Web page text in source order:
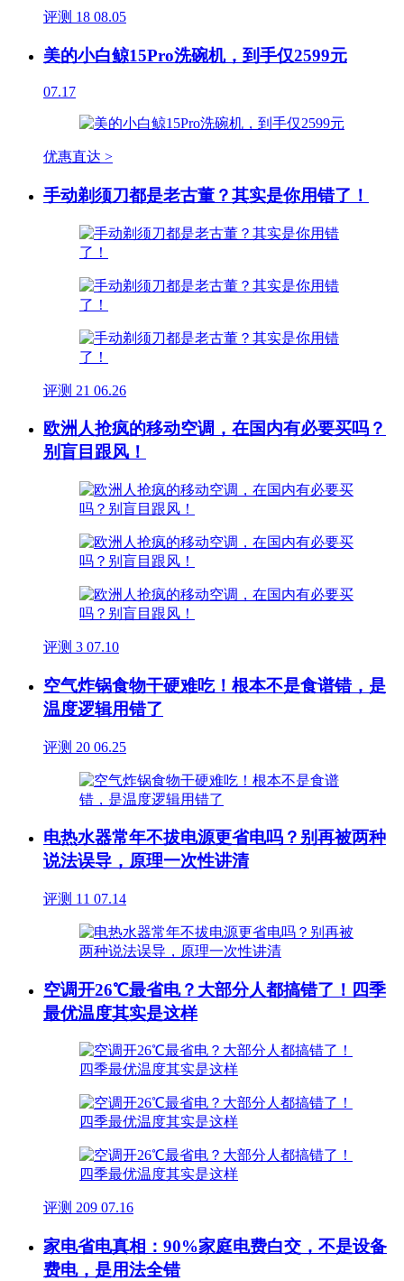
评测 18 08.05
美的小白鲸15Pro洗碗机，到手仅2599元
07.17
优惠直达 >
手动剃须刀都是老古董？其实是你用错了！
评测 21 06.26
欧洲人抢疯的移动空调，在国内有必要买吗？
别盲目跟风！
评测 3 07.10
空气炸锅食物干硬难吃！根本不是食谱错，是
温度逻辑用错了
评测 20 06.25
电热水器常年不拔电源更省电吗？别再被两种
说法误导，原理一次性讲清
评测 11 07.14
空调开26℃最省电？大部分人都搞错了！四季
最优温度其实是这样
评测 209 07.16
家电省电真相：90%家庭电费白交，不是设备
费电，是用法全错